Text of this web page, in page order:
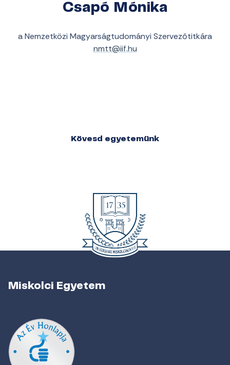
Csapó Mónika
a Nemzetközi Magyarságtudományi Szervezőtitkára
nmtt@iif.hu
Kövesd egyetemünk
Miskolci Egyetem